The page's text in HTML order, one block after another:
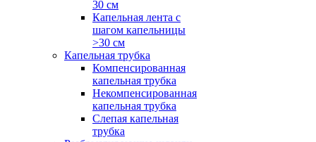
30 см
Капельная лента с
шагом капельницы
>30 см
Капельная трубка
Компенсированная
капельная трубка
Некомпенсированная
капельная трубка
Слепая капельная
трубка